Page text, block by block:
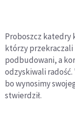
Proboszcz katedry
którzy
podbudowani, a
odzyskiwali radość.
bo wynosimy
stwierdził.